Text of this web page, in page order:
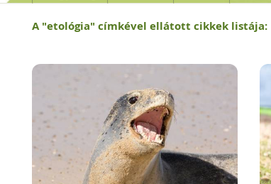
A "etológia" címkével ellátott cikkek listája: